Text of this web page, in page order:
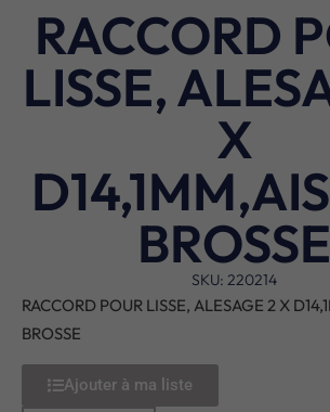
RACCORD
LISSE,
X
BROSSE
SKU: 220214
RACCORD POUR LISSE, ALESAGE 2 X
BROSSE
Ajouter à ma liste